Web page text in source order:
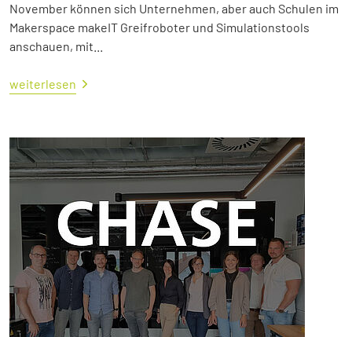
November können sich Unternehmen, aber auch Schulen im
Makerspace makeIT Greifroboter und Simulationstools
anschauen, mit...
weiterlesen